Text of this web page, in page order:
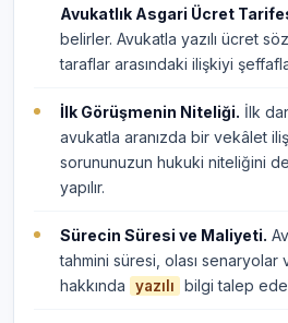
Avukatlık Asgari Ücret
belirler. Avukatla yazılı ücret
taraflar arasındaki ilişkiyi
İlk Görüşmenin Niteliği. İlk
avukatla aranızda bir vekâlet
sorununuzun hukuki niteliğini
yapılır.
Sürecin Süresi ve Maliyeti.
tahmini süresi, olası senaryolar
hakkında
yazılı bilgi talep